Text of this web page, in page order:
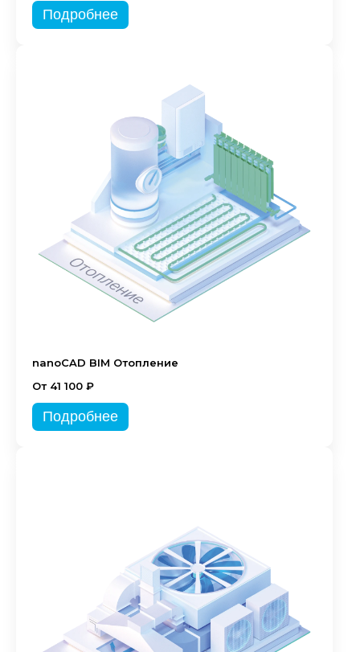
Подробнее
nanoCAD BIM Отопление
От 41 100 ₽
Подробнее